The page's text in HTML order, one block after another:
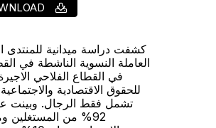
كشفت دراسة ميدانية للمنتدى
العاملة النسوية الناشطة في
للحقوق الاقتصادية